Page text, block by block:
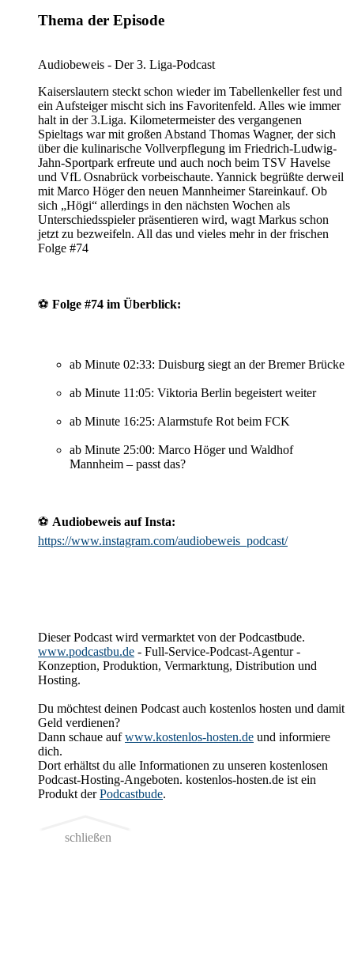
Thema der Episode
Audiobeweis - Der 3. Liga-Podcast
Kaiserslautern steckt schon wieder im Tabellenkeller fest und
ein Aufsteiger mischt sich ins Favoritenfeld. Alles wie immer
halt in der 3.Liga. Kilometermeister des vergangenen
Spieltags war mit großen Abstand Thomas Wagner, der sich
über die kulinarische Vollverpflegung im Friedrich-Ludwig-
Jahn-Sportpark erfreute und auch noch beim TSV Havelse
und VfL Osnabrück vorbeischaute. Yannick begrüßte derweil
mit Marco Höger den neuen Mannheimer Stareinkauf. Ob
sich „Högi“ allerdings in den nächsten Wochen als
Unterschiedsspieler präsentieren wird, wagt Markus schon
jetzt zu bezweifeln. All das und vieles mehr in der frischen
Folge #74
⚽️ Folge #74 im Überblick:
ab Minute 02:33: Duisburg siegt an der Bremer Brücke
ab Minute 11:05: Viktoria Berlin begeistert weiter
ab Minute 16:25: Alarmstufe Rot beim FCK
ab Minute 25:00: Marco Höger und Waldhof
Mannheim – passt das?
⚽️ Audiobeweis auf Insta:
https://www.instagram.com/audiobeweis_podcast/
Dieser Podcast wird vermarktet von der Podcastbude.
www.podcastbu.de - Full-Service-Podcast-Agentur -
Konzeption, Produktion, Vermarktung, Distribution und
Hosting.
Du möchtest deinen Podcast auch kostenlos hosten und damit
Geld verdienen?
Dann schaue aufwww.kostenlos-hosten.de und informiere
dich.
Dort erhältst du alle Informationen zu unseren kostenlosen
Podcast-Hosting-Angeboten. kostenlos-hosten.de ist ein
Produkt derPodcastbude.
schließen